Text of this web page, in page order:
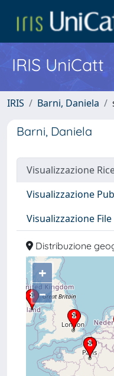
IRIS UniCatt
IRIS Barni, Daniela
Barni, Daniela
Visualizzazione
Visualizzazione
Visualizzazione File
Distribuzione
+
–